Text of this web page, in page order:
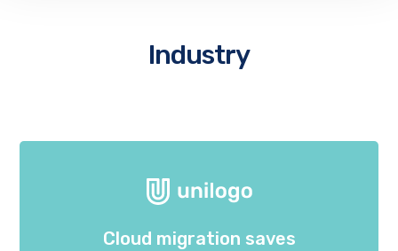
Industry
Cloud migration saves